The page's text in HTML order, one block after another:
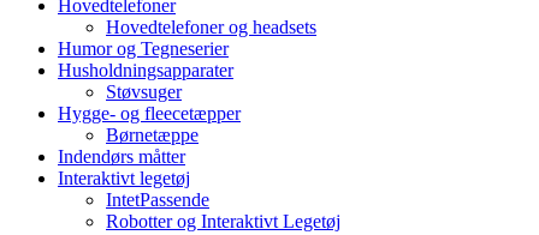
Hovedtelefoner
Hovedtelefoner og headsets
Humor og Tegneserier
Husholdningsapparater
Støvsuger
Hygge- og fleecetæpper
Børnetæppe
Indendørs måtter
Interaktivt legetøj
IntetPassende
Robotter og Interaktivt Legetøj